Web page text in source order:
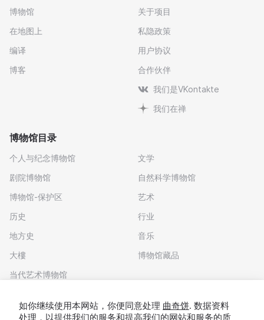
博物馆
在地图上
编译
博客
关于项目
私隐政策
用户协议
合作伙伴
我们是VKontakte
我们在禅
博物馆目录
个人与纪念博物馆
剧院博物馆
博物馆-保护区
历史
地方史
大樓
当代艺术博物馆
文学
自然科学博物馆
艺术
行业
音乐
博物馆藏品
如你继续使用本网站，你便同意处理 曲奇饼. 数据资料
处理，以提供我们的服务和提高我们的网站和服务的质